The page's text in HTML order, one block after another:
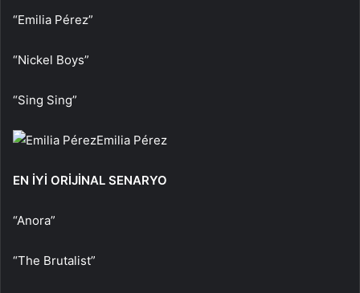
“Emilia Pérez”
“Nickel Boys”
“Sing Sing”
Emilia Pérez
EN İYİ ORİJİNAL SENARYO
“Anora”
“The Brutalist”